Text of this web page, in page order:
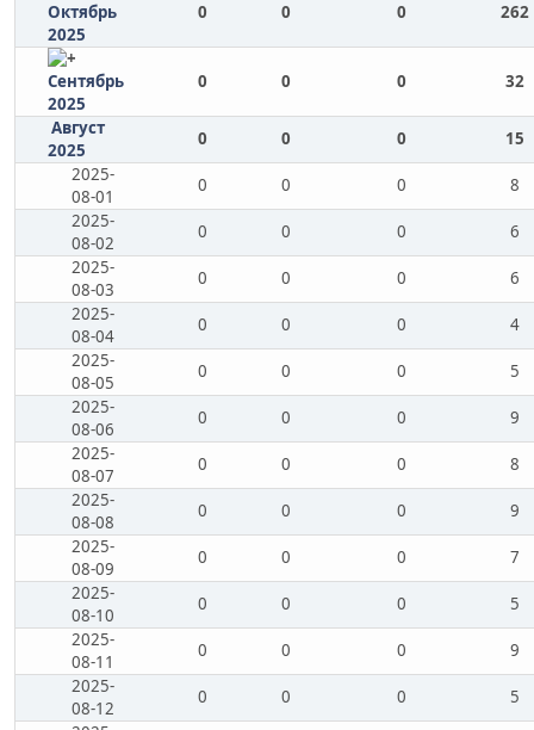
Октябрь
2025
0 0 0 262
Сентябрь
2025
0 0 0 32
Август
2025
0 0 0
15
2025-
08-01
0 0 0
8
2025-
08-02
0 0 0
6
2025-
08-03
0 0 0
6
2025-
08-04
0 0 0
4
2025-
08-05
0 0 0
5
2025-
08-06
0 0 0
9
2025-
08-07
0 0 0
8
2025-
08-08
0 0 0
9
2025-
08-09
0 0 0
7
2025-
08-10
0 0 0
5
2025-
08-11
0 0 0
9
2025-
08-12
0 0 0
5